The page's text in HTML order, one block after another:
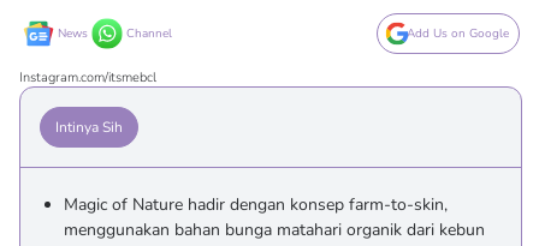
News Channel Add Us on Google
Instagram.com/itsmebcl
Intinya Sih
Magic of Nature hadir dengan konsep farm-to-skin,
menggunakan bahan bunga matahari organik dari kebun